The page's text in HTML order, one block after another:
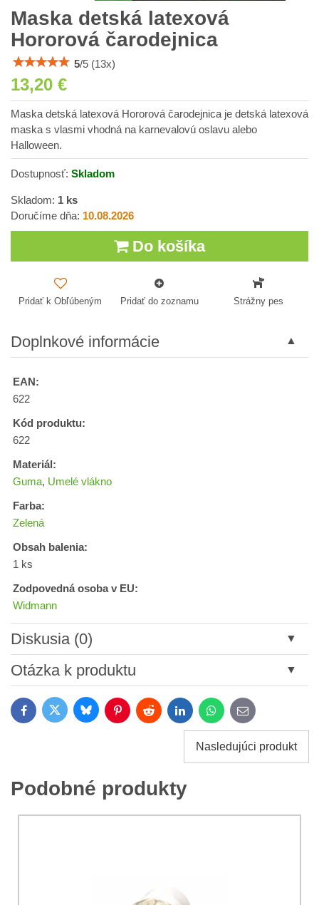
Maska detská latexová
Hororová čarodejnica
5/5 (13x)
13,20 €
Maska detská latexová Hororová čarodejnica je detská latexová
maska s vlasmi vhodná na karnevalovú oslavu alebo
Halloween.
Dostupnosť: Skladom
Skladom: 1 ks
Doručíme dňa: 10.08.2026
Do košíka
Pridať k Obľúbeným Pridať do zoznamu Strážny pes
Doplnkové informácie
EAN:
622
Kód produktu:
622
Materiál:
Guma, Umelé vlákno
Farba:
Zelená
Obsah balenia:
1 ks
Zodpovedná osoba v EU:
Widmann
Diskusia (0)
Nový komentár
Názov:
Súhlasím so spracovaním osobných údajov za účelom
Otázka k produktu
Váš e-mail:*
FacebookTwitter BlueskyPinterestReddit LinkedInWhatsApp
E-
mail
Nasledujúci produkt
Podobné produkty